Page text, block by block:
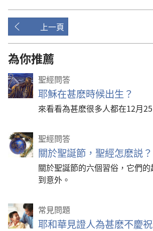
上一頁
為你推薦
聖經問答
耶穌在甚麽時候出生？
來看看為甚麽很多人都在12月
聖經問答
關於聖誕節，聖經怎麽説？
關於聖誕節的六個習俗，它們
到意外。
常見問題
耶和華見證人為甚麽不慶